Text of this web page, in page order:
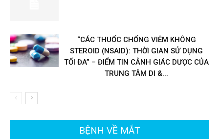
“CÁC THUỐC CHỐNG VIÊM KHÔNG
STEROID (NSAID): THỜI GIAN SỬ DỤNG
TỐI ĐA” – ĐIỂM TIN CẢNH GIÁC DƯỢC CỦA
TRUNG TÂM DI &...
BỆNH VỀ MẮT